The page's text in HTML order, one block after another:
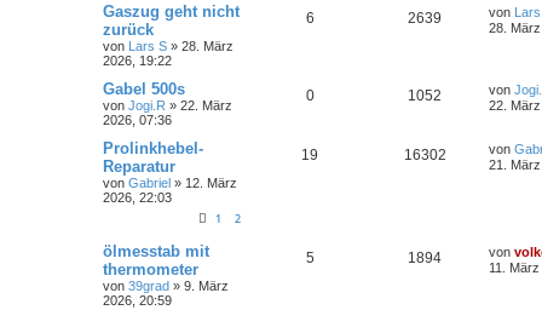
Gaszug geht nicht
zurück
von Lars S » 28. März
2026, 19:22
6 2639 von
28.
Gabel 500s
von Jogi.R » 22. März
2026, 07:36
0 1052 von
22.
Prolinkhebel-
Reparatur
von Gabriel » 12. März
2026, 22:03
1 2
19 16302 von
21.
ölmesstab mit
thermometer
von 39grad » 9. März
2026, 20:59
5 1894 von
11.